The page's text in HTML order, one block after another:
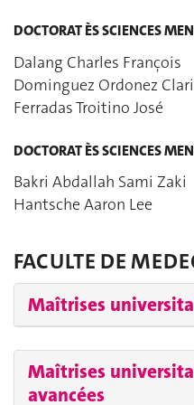
DOCTORAT ÈS SCIENCES
Dalang Charles François
Dominguez Ordonez
Ferradas Troitino José
DOCTORAT ÈS SCIENCES
Bakri Abdallah Sami Zaki
Hantsche Aaron Lee
FACULTE DE
Maîtrises
Maîtrises
avancées